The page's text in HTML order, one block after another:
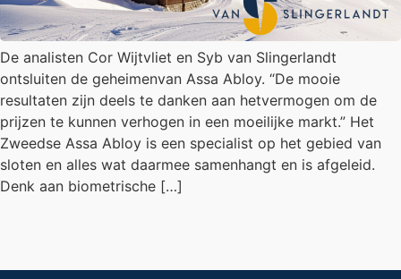
De analisten Cor Wijtvliet en Syb van Slingerlandt
ontsluiten de geheimenvan Assa Abloy. “De mooie
resultaten zijn deels te danken aan hetvermogen om de
prijzen te kunnen verhogen in een moeilijke markt.” Het
Zweedse Assa Abloy is een specialist op het gebied van
sloten en alles wat daarmee samenhangt en is afgeleid.
Denk aan biometrische […]